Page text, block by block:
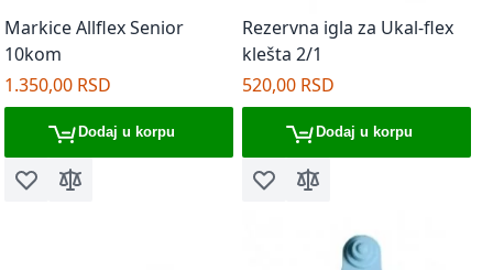
Markice Allflex Senior
10kom
1.350,00 RSD
Dodaj u korpu
Dodaj u listu želja
Dodaj za poređenje
Rezervna igla za Ukal-flex
klešta 2/1
520,00 RSD
Dodaj u korpu
Dodaj u listu želja
Dodaj za poređenje